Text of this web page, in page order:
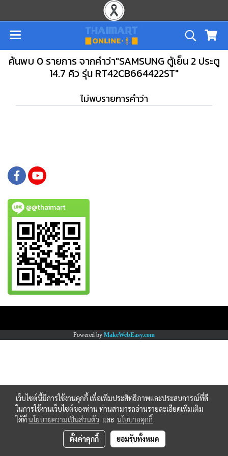
ค้นพบ 0 รายการ จากคำว่า"SAMSUNG ตู้เย็น 2 ประตู
14.7 คิว รุ่น RT42CB664422ST"
ไม่พบรายการคำว่า
@@thaimart
Powered by MakeWebEasy.com
เว็บไซต์นี้มีการใช้งานคุกกี้ เพื่อเพิ่มประสิทธิภาพและประสบการณ์ที่ดี
ในการใช้งานเว็บไซต์ของท่าน ท่านสามารถอ่านรายละเอียดเพิ่มเติม
ได้ที่นโยบายความเป็นส่วนตัว และ นโยบายคุกกี้
ตั้งค่าคุกกี้ ยอมรับทั้งหมด